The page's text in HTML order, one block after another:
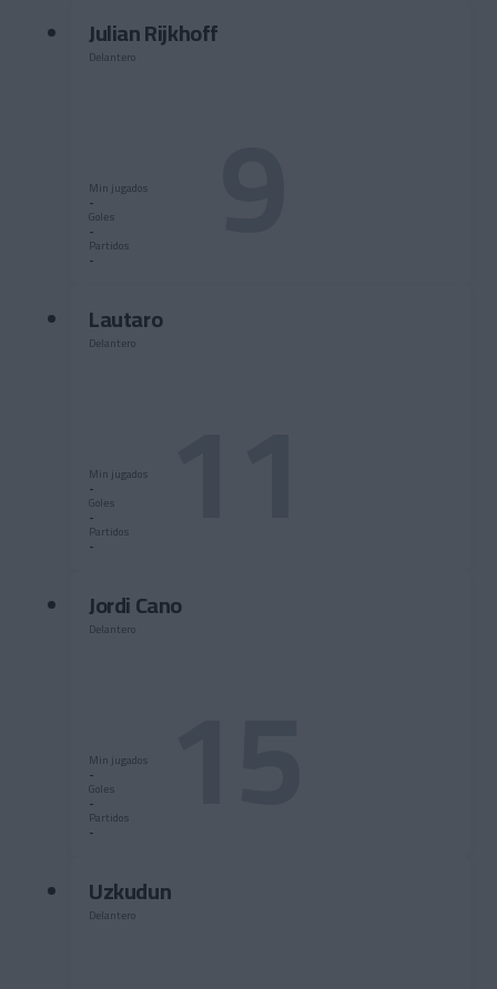
Julian Rijkhoff
Delantero
Min jugados
-
Goles
-
Partidos
-
Lautaro
Delantero
Min jugados
-
Goles
-
Partidos
-
Jordi Cano
Delantero
Min jugados
-
Goles
-
Partidos
-
Uzkudun
Delantero